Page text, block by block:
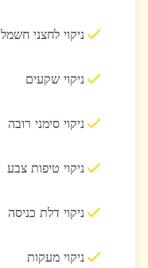
ניקוי לחצני חשמל
ניקוי שקעים
ניקוי סימני רובה
ניקוי טיפות צבע
ניקוי דלת כניסה
ניקוי מעקות